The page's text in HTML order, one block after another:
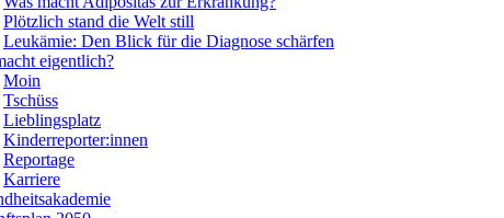
Plötzlich stand die Welt still
Leukämie: Den Blick für die Diagnose schärfen
eigentlich?
Moin
Tschüss
Lieblingsplatz
Kinderreporter:innen
Reportage
Karriere